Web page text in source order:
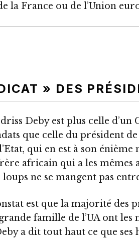
la France ou de l’Union
» DES
Deby est plus celle d’un
que celle du président
qui en est à son
africain qui a les
loups ne se mangent pas
est que la majorité des
famille de l’UA ont les
a dit tout haut ce que